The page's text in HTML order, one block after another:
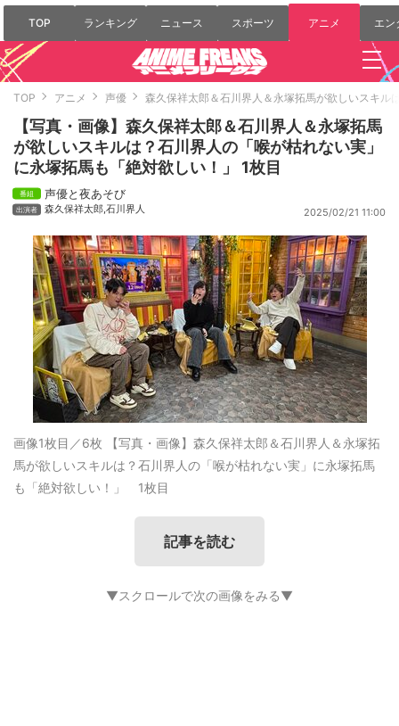
TOP ランキング ニュース スポーツ アニメ エン
TOP アニメ 声優 森久保祥太郎＆石川界人＆永塚拓馬が欲しいスキル
【写真・画像】森久保祥太郎＆石川界人＆永塚拓馬
が欲しいスキルは？石川界人の「喉が枯れない実」
に永塚拓馬も「絶対欲しい！」 1枚目
声優と夜あそび
森久保祥太郎,石川界人 2025/02/21 11:00
画像1枚目／6枚 【写真・画像】森久保祥太郎＆石川界人＆永塚拓
馬が欲しいスキルは？石川界人の「喉が枯れない実」に永塚拓馬
も「絶対欲しい！」 1枚目
記事を読む
▼スクロールで次の画像をみる▼